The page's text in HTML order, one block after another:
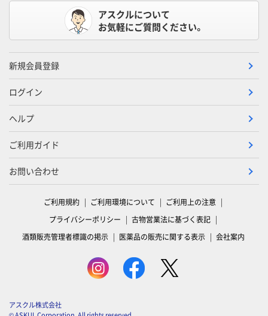
アスクルについて
お気軽にご質問ください。
新規会員登録
ログイン
ヘルプ
ご利用ガイド
お問い合わせ
ご利用規約 ご利用環境について
ご利用上の注意
プライバシーポリシー
古物営業法に基づく表記
酒類販売管理者標識の掲示
医薬品の販売に関する表示 会社案内
アスクル株式会社